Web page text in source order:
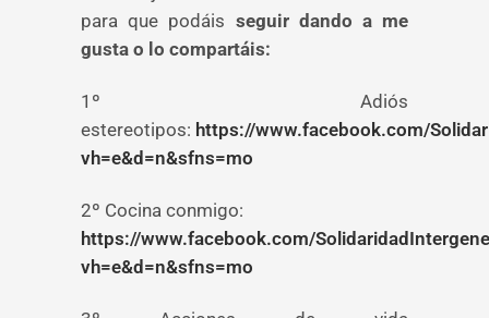
para que podáis seguir dando a me
gusta o lo compartáis:
1º Adiós
estereotipos: https://www.facebook.com/
vh=e&d=n&sfns=mo
2º Cocina conmigo:
https://www.facebook.com/
vh=e&d=n&sfns=mo